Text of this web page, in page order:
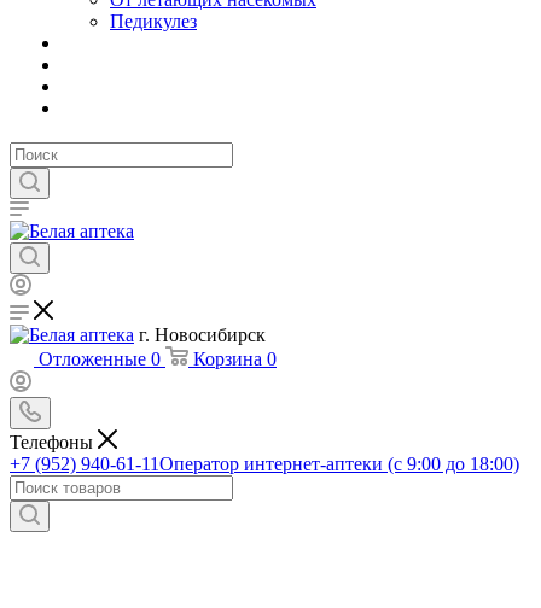
Педикулез
г. Новосибирск
Отложенные 0 Корзина 0
Телефоны
+7 (952) 940-61-11Оператор интернет-аптеки (с 9:00 до 18:00)